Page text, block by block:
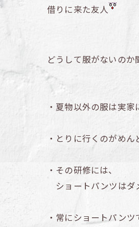
借りに来た友人
どうして服がないのか
・夏物以外の服は実家
・とりに行くのがめん
・その研修には、
ショートパンツはダ
・常にショートパン